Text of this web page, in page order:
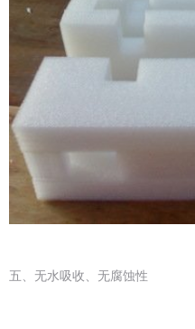
五、无水吸收、无腐蚀性